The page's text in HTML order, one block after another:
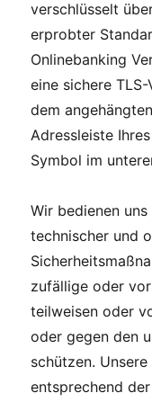
verschlüsselt
erprobter
Onlinebanking
eine sichere
dem
Adressleiste
Symbol im
Wir bedienen
technischer und
zufällige oder
teilweisen oder
oder gegen den
schützen.
entsprechend